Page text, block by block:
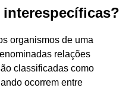
organismos de uma
relações
classificadas como
ocorrem entre